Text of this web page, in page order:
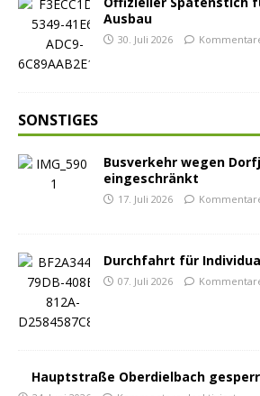
Ausbau
30. Juli 2026
SONSTIGES
Busverkehr wegen
eingeschränkt
17. Juli 2026
Durchfahrt für
07. Juli 2026
Hauptstraße Oberdielbach